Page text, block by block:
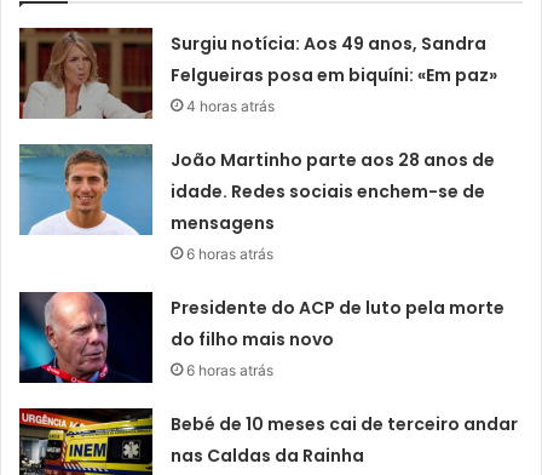
Surgiu notícia: Aos 49 anos, Sandra
Felgueiras posa em biquíni: «Em paz»
4 horas atrás
João Martinho parte aos 28 anos de
idade. Redes sociais enchem-se de
mensagens
6 horas atrás
Presidente do ACP de luto pela morte
do filho mais novo
6 horas atrás
Bebé de 10 meses cai de terceiro andar
nas Caldas da Rainha